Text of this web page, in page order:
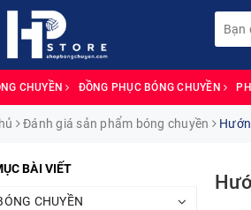
CHUYỀN ĐỒNG PHỤC BÓNG CHUYỀN
Đánh giá sản phẩm bóng chuyền
BÀI VIẾT
CHUYỀN